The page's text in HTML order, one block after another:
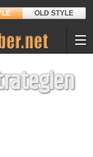
OLD STYLE